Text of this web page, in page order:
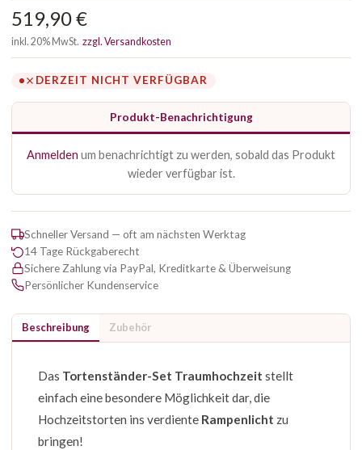
519,90 €
inkl. 20% MwSt. zzgl. Versandkosten
DERZEIT NICHT VERFÜGBAR
Produkt-Benachrichtigung
Anmelden um benachrichtigt zu werden, sobald das Produkt
wieder verfügbar ist.
Schneller Versand — oft am nächsten Werktag
14 Tage Rückgaberecht
Sichere Zahlung via PayPal, Kreditkarte & Überweisung
Persönlicher Kundenservice
Beschreibung Zubehör
Das Tortenständer-Set Traumhochzeit stellt
einfach eine besondere Möglichkeit dar, die
Hochzeitstorten ins verdiente Rampenlicht zu
bringen!